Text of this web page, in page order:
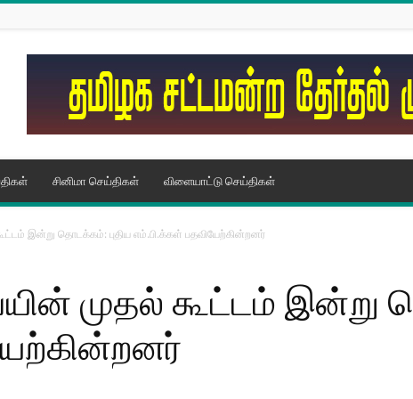
சினிமா செய்திகள் விளையாட்டு செய்திகள்
இன்று தொடக்கம்: புதிய எம்.பி.க்கள் பதவியேற்கின்றனர்
முதல் கூட்டம் இன்று